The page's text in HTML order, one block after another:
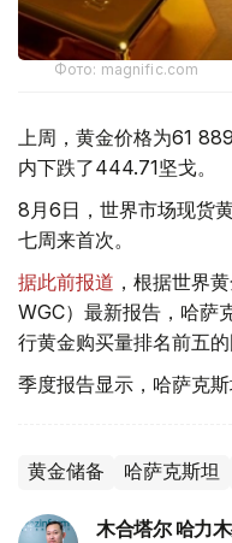
Фото: magnific.com
上周，黄金价格为61
内下跌了444.71坚戈。
8月6日，世界市场现货
七周来首次。
据此前报道 ，根据世界
WGC）最新报告，哈萨
行黄金购买量排名前五的
季度报告显示，哈萨克
黄金储备 哈萨克斯坦
木合塔尔 哈力